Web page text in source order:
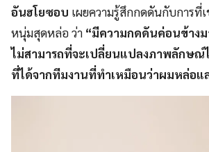
อันฮโยซอบ เผยความรู้สึกกดดันกับการที่
หนุ่มสุดหล่อ ว่า “มีความกดดันค่อนข้าง
ไม่สามารถที่จะเปลี่ยนแปลงภาพลักษณ์
ที่ได้จากทีมงานที่ทำเหมือนว่าผมหล่อแ